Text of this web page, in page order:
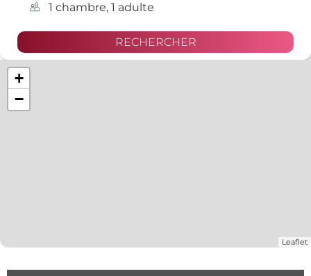
1 chambre, 1 adulte
+
−
Leaflet